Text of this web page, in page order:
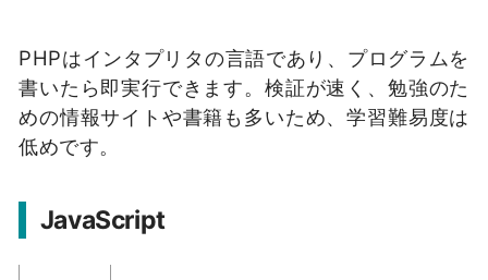
PHPはインタプリタの言語であり、プログラムを
書いたら即実行できます。検証が速く、勉強のた
めの情報サイトや書籍も多いため、学習難易度は
低めです。
JavaScript